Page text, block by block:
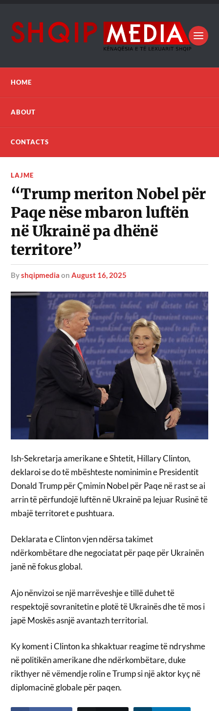
HOME
ABOUT
CONTACTS
LAJME
“Trump meriton Nobel për
Paqe nëse mbaron luftën
në Ukrainë pa dhënë
territore”
byshqipmedia onAugust 16, 2025
Ish-Sekretarja amerikane e Shtetit, Hillary Clinton,
deklaroi se do të mbështeste nominimin e Presidentit
Donald Trump për Çmimin Nobel për Paqe në rast se ai
arrin të përfundojë luftën në Ukrainë pa lejuar Rusinë të
mbajë territoret e pushtuara.
Deklarata e Clinton vjen ndërsa takimet
ndërkombëtare dhe negociatat për paqe për Ukrainën
janë në fokus global.
Ajo nënvizoi se një marrëveshje e tillë duhet të
respektojë sovranitetin e plotë të Ukrainës dhe të mos i
japë Moskës asnjë avantazh territorial.
Ky koment i Clinton ka shkaktuar reagime të ndryshme
në politikën amerikane dhe ndërkombëtare, duke
rikthyer në vëmendje rolin e Trump si një aktor kyç në
diplomacinë globale për paqen.